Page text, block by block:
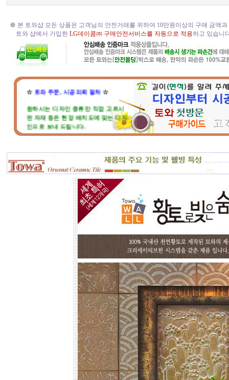
※ 본 토와샵 모든 상품은 고객님의 안전거래를 위하여 10만원이상의 구매 금액
토와 샵에서 가입한 LG데이콤㈜ 구매안전서비스를 자동으로 적용하고 있습니
원하시는 디자인 종류만 직접 고르시
면 자재 등은 현장 배치도에 맞는 디자
인으로 보내 드립니다.
현장 벽체와 크기가 맞지 않는다고 걱
재 실비로 가감됩니다.
토와 분청사기 부조 벽화는 일련
번호가 있으니, 근처에 타일공을 불러
직접 시공하시고, 번거러워 저희 시공
팀에 의뢰하시면, 시공 포함한 세부 견
포인트 벽화는 토아트에서..
고객님 댁, 벽체 가로세로 크기를 줄자
로 길이를 대략 재어 보시고,
토와의 포인트 컨셉만 골라주시면 최
선의 디자인+견적을 드립니다.
예산에 따라 포인트 벽화부분 즉, 토
아트의 작품크기를 줄이면 저렴하게
도 가능하오니, 거실 아트월 이외에는
토와월과 같은 패턴타일 위주로 디자
인해도 친환경과 기능성 자재의 성능
거실아트월,쇼파월,중문,콘솔 ☆
고객님의 벽체 사이즈를 예를들어 가
로 3m라면 바로 위 검색코너에서 가로
3000을'클릭'해서 원하는 크기의 상품